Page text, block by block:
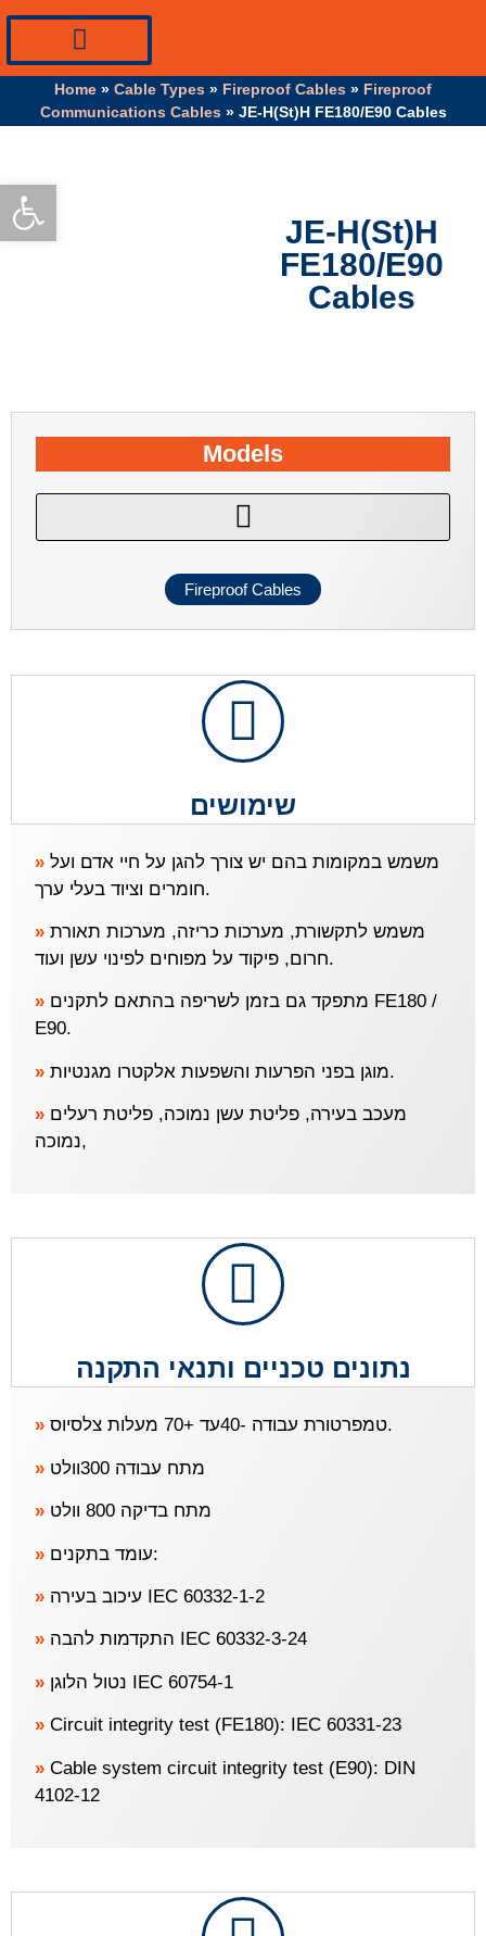
Home » Cable Types » Fireproof Cables » Fireproof
Communications Cables» JE-H(St)H FE180/E90 Cables
JE-H(St)H
FE180/E90
Cables
Models
Fireproof Cables
שימושים
»
חומרים וציוד בעלי ערך.
»
חרום, פיקוד על מפוחים לפינוי עשן ועוד.
»
E90.
» מוגן בפני הפרעות והשפעות אלקטרו מגנטיות.
»
נמוכה,
נתונים טכניים ותנאי התקנה
» טמפרטורת עבודה -40עד +70 מעלות צלסיוס.
» מתח עבודה 300וולט
» מתח בדיקה 800 וולט
» עומד בתקנים:
» עיכוב בעירה IEC 60332-1-2
» התקדמות להבה IEC 60332-3-24
» נטול הלוגן IEC 60754-1
» Circuit integrity test (FE180): IEC 60331-23
» Cable system circuit integrity test (E90): DIN
4102-12
Open toolbar